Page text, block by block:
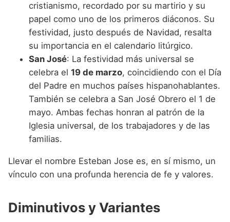
cristianismo, recordado por su martirio y su
papel como uno de los primeros diáconos. Su
festividad, justo después de Navidad, resalta
su importancia en el calendario litúrgico.
San José: La festividad más universal se
celebra el 19 de marzo, coincidiendo con el Día
del Padre en muchos países hispanohablantes.
También se celebra a San José Obrero el 1 de
mayo. Ambas fechas honran al patrón de la
Iglesia universal, de los trabajadores y de las
familias.
Llevar el nombre Esteban Jose es, en sí mismo, un
vínculo con una profunda herencia de fe y valores.
Diminutivos y Variantes